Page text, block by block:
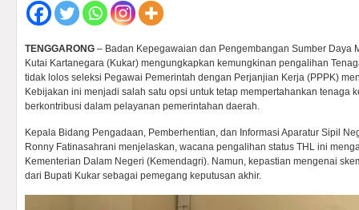
TENGGARONG – Badan Kepegawaian dan Pengembangan Sumber Daya
Kutai Kartanegara (Kukar) mengungkapkan kemungkinan pengalihan
tidak lolos seleksi Pegawai Pemerintah dengan Perjanjian Kerja (PPPK)
Kebijakan ini menjadi salah satu opsi untuk tetap mempertahankan tenaga
berkontribusi dalam pelayanan pemerintahan daerah.
Kepala Bidang Pengadaan, Pemberhentian, dan Informasi Aparatur Sipil
Ronny Fatinasahrani menjelaskan, wacana pengalihan status THL ini
Kementerian Dalam Negeri (Kemendagri). Namun, kepastian mengenai
dari Bupati Kukar sebagai pemegang keputusan akhir.